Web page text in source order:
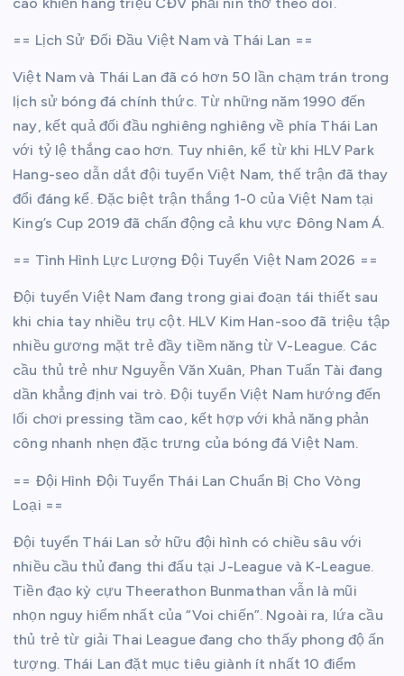
== Lịch Sử Đối Đầu Việt Nam và Thái Lan ==
Việt Nam và Thái Lan đã có hơn 50 lần chạm trán trong
lịch sử bóng đá chính thức. Từ những năm 1990 đến
nay, kết quả đối đầu nghiêng nghiêng về phía Thái Lan
với tỷ lệ thắng cao hơn. Tuy nhiên, kể từ khi HLV Park
Hang-seo dẫn dắt đội tuyển Việt Nam, thế trận đã thay
đổi đáng kể. Đặc biệt trận thắng 1-0 của Việt Nam tại
King’s Cup 2019 đã chấn động cả khu vực Đông Nam Á.
== Tình Hình Lực Lượng Đội Tuyển Việt Nam 2026 ==
Đội tuyển Việt Nam đang trong giai đoạn tái thiết sau
khi chia tay nhiều trụ cột. HLV Kim Han-soo đã triệu tập
nhiều gương mặt trẻ đầy tiềm năng từ V-League. Các
cầu thủ trẻ như Nguyễn Văn Xuân, Phan Tuấn Tài đang
dần khẳng định vai trò. Đội tuyển Việt Nam hướng đến
lối chơi pressing tầm cao, kết hợp với khả năng phản
công nhanh nhẹn đặc trưng của bóng đá Việt Nam.
== Đội Hình Đội Tuyển Thái Lan Chuẩn Bị Cho Vòng
Loại ==
Đội tuyển Thái Lan sở hữu đội hình có chiều sâu với
nhiều cầu thủ đang thi đấu tại J-League và K-League.
Tiền đạo kỳ cựu Theerathon Bunmathan vẫn là mũi
nhọn nguy hiểm nhất của “Voi chiến”. Ngoài ra, lứa cầu
thủ trẻ từ giải Thai League đang cho thấy phong độ ấn
tượng. Thái Lan đặt mục tiêu giành ít nhất 10 điểm